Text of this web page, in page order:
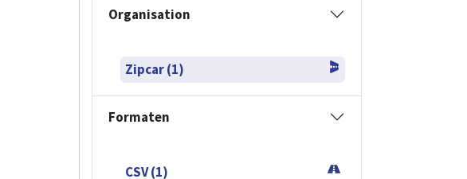
Organisation
Zipcar (1)
Formaten
CSV (1)